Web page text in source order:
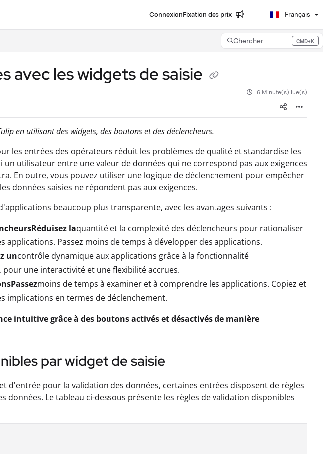
ConnexionFixation des prix Français
Chercher CMD+K
Press CMD+K to open search
avec les widgets de saisie
6 Minute(s) lue(s)
en utilisant des widgets, des boutons et des déclencheurs.
les entrées des opérateurs réduit les problèmes de qualité et standardise les
utilisateur entre une valeur de données qui ne correspond pas aux exigences
En outre, vous pouvez utiliser une logique de déclenchement pour empêcher
données saisies ne répondent pas aux exigences.
beaucoup plus transparente, avec les avantages suivants :
laquantité et la complexité des déclencheurs pour rationaliser
applications. Passez moins de temps à développer des applications.
uncontrôle dynamique aux applications grâce à la fonctionnalité
une interactivité et une flexibilité accrues.
moins de temps à examiner et à comprendre les applications. Copiez et
implications en termes de déclenchement.
intuitive grâce à des boutons activés et désactivés de manière
par widget de saisie
d'entrée pour la validation des données, certaines entrées disposent de règles
données. Le tableau ci-dessous présente les règles de validation disponibles